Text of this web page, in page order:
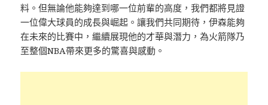
料。但無論他能夠達到哪一位前輩的高度，我們都將見證
一位偉大球員的成長與崛起。讓我們共同期待，伊森能夠
在未來的比賽中，繼續展現他的才華與潛力，為火箭隊乃
至整個NBA帶來更多的驚喜與感動。